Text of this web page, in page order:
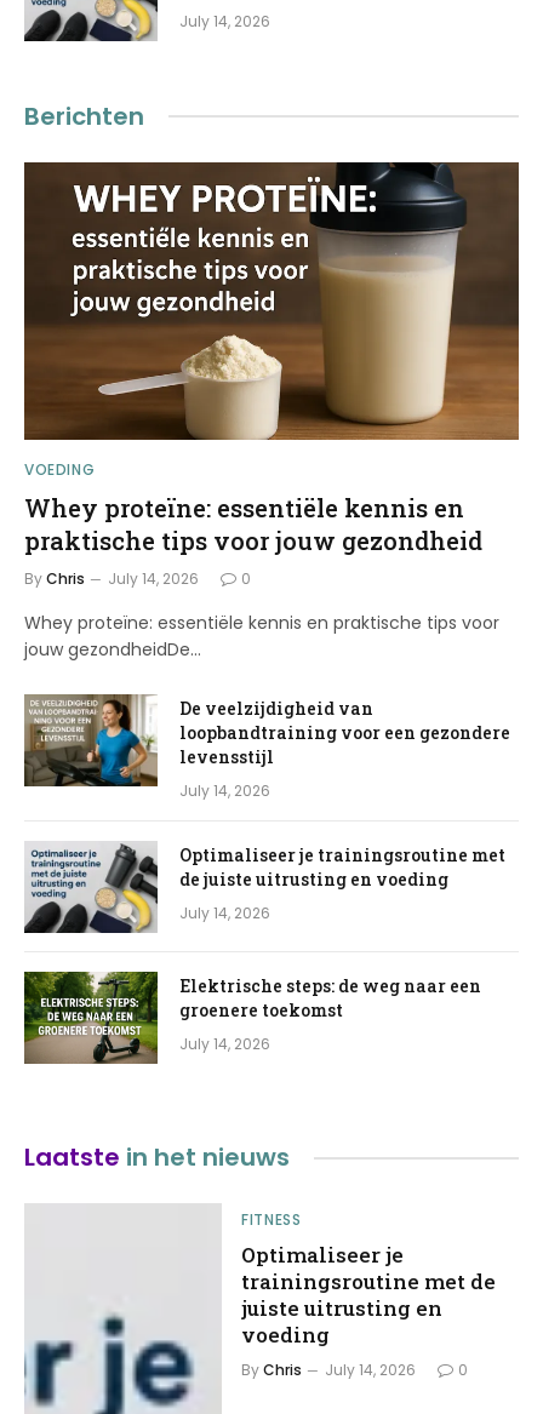
July 14, 2026
Berichten
VOEDING
Whey proteïne: essentiële kennis en
praktische tips voor jouw gezondheid
ByChris July 14, 2026 0
Whey proteïne: essentiële kennis en praktische tips voor
jouw gezondheidDe…
De veelzijdigheid van
loopbandtraining voor een gezondere
levensstijl
July 14, 2026
Optimaliseer je trainingsroutine met
de juiste uitrusting en voeding
July 14, 2026
Elektrische steps: de weg naar een
groenere toekomst
July 14, 2026
Laatste in het nieuws
FITNESS
Optimaliseer je
trainingsroutine met de
juiste uitrusting en
voeding
ByChris July 14, 2026 0